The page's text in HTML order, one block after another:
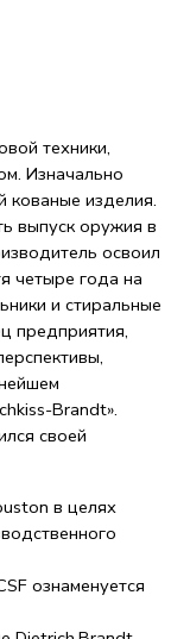
техники,
Изначально
кованые изделия.
выпуск оружия в
освоил
четыре года на
и стиральные
предприятия,
Brandt».
своей
в целях
ознаменуется